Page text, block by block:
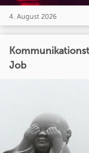
4. August 2026
Job